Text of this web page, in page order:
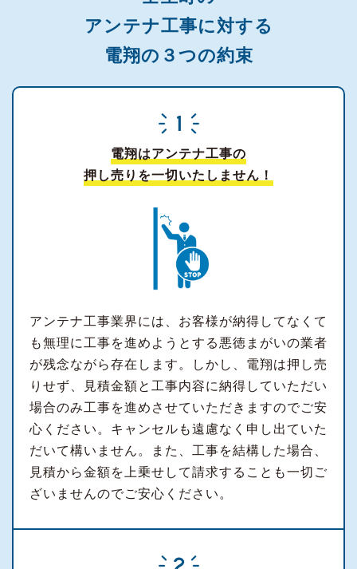
アンテナ工事に対する
電翔の３つの約束
電翔はアンテナ工事の
押し売りを一切いたしません！
アンテナ工事業界には、お客様が納得してなくて
も無理に工事を進めようとする悪徳まがいの業者
が残念ながら存在します。しかし、電翔は押し売
りせず、見積金額と工事内容に納得していただい
場合のみ工事を進めさせていただきますのでご安
心ください。キャンセルも遠慮なく申し出ていた
だいて構いません。また、工事を結構した場合、
見積から金額を上乗せして請求することも一切ご
ざいませんのでご安心ください。